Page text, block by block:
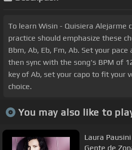
To learn Wisin - Quisiera Alejarme
practice should emphasize these
Bbm, Ab, Eb, Fm, Ab. Set your
then sync with the song's BPM of
key of Ab, set your capo to fit your
choice.
You may also like to
Laura
Gente de